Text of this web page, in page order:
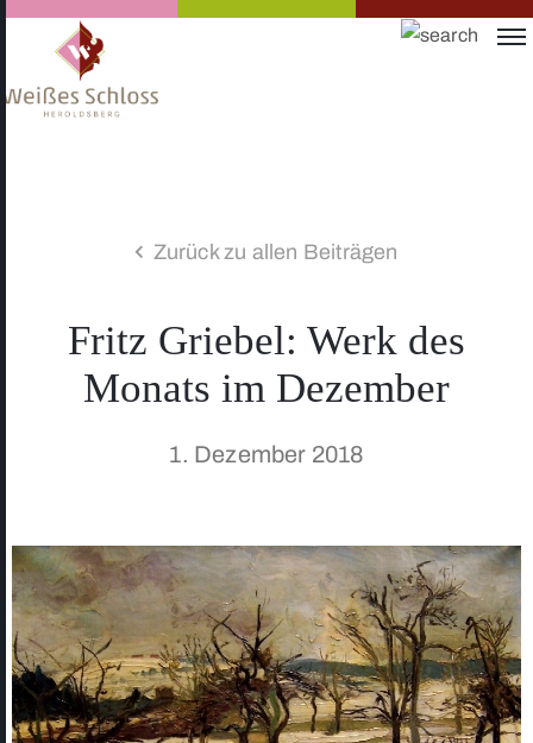
Zurück zu allen Beiträgen
Fritz Griebel: Werk des
Monats im Dezember
1. Dezember 2018